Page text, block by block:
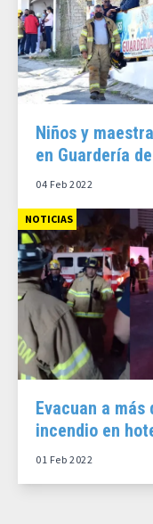
Niños y
en Guardería
04 Feb 2022
NOTICIAS
Evacuan a
incendio en
01 Feb 2022